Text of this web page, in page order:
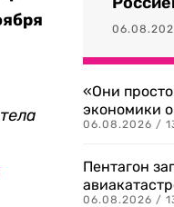
«Они
экономики о
06.08.2026 /
Пентагон
06.08.2026 /